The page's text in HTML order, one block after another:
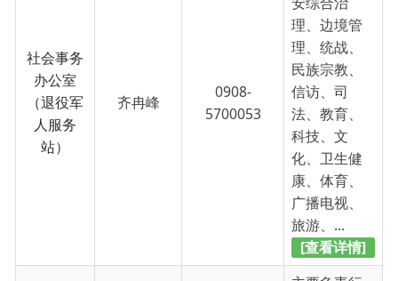
旅游、...
[查看详情]
主要负责行
政综合执法
工作的规
划、管理、
协调和监督
工作；负责
拟订综合行
政执法队伍
统一的运行
管理制度，
包括日常工
作制度、包